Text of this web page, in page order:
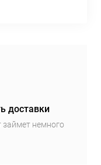
доставки
займет немного